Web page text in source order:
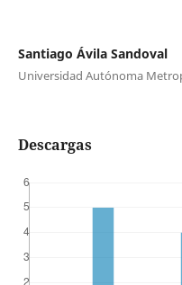
Santiago Ávila Sandoval
Universidad Autónoma
Descargas